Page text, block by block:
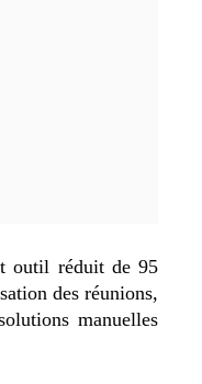
outil réduit de 95
des réunions,
manuelles